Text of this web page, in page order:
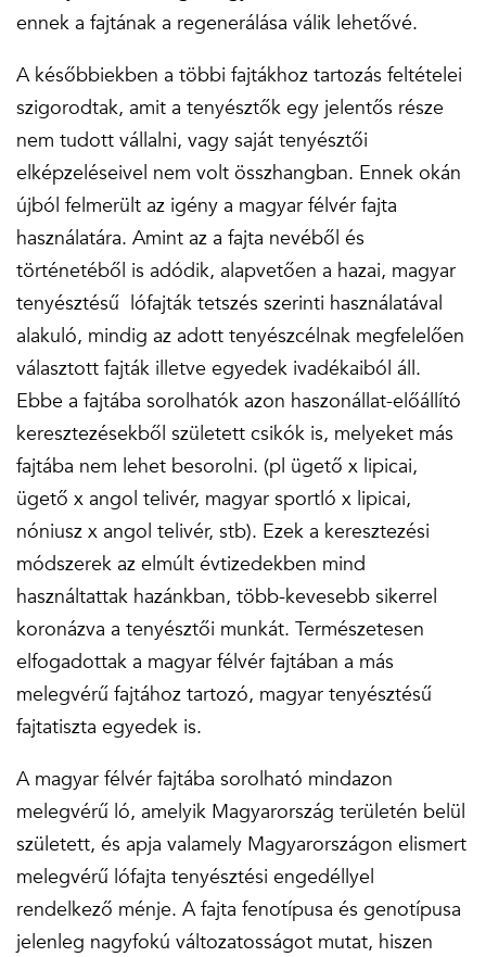
ennek a fajtának a regenerálása válik lehetővé.
A későbbiekben a többi fajtákhoz tartozás feltételei
szigorodtak, amit a tenyésztők egy jelentős része
nem tudott vállalni, vagy saját tenyésztői
elképzeléseivel nem volt összhangban. Ennek okán
újból felmerült az igény a magyar félvér fajta
használatára. Amint az a fajta nevéből és
történetéből is adódik, alapvetően a hazai, magyar
tenyésztésű lófajták tetszés szerinti használatával
alakuló, mindig az adott tenyészcélnak megfelelően
választott fajták illetve egyedek ivadékaiból áll.
Ebbe a fajtába sorolhatók azon haszonállat-előállító
keresztezésekből született csikók is, melyeket más
fajtába nem lehet besorolni. (pl ügető x lipicai,
ügető x angol telivér, magyar sportló x lipicai,
nóniusz x angol telivér, stb). Ezek a keresztezési
módszerek az elmúlt évtizedekben mind
használtattak hazánkban, több-kevesebb sikerrel
koronázva a tenyésztői munkát. Természetesen
elfogadottak a magyar félvér fajtában a más
melegvérű fajtához tartozó, magyar tenyésztésű
fajtatiszta egyedek is.
A magyar félvér fajtába sorolható mindazon
melegvérű ló, amelyik Magyarország területén belül
született, és apja valamely Magyarországon elismert
melegvérű lófajta tenyésztési engedéllyel
rendelkező ménje. A fajta fenotípusa és genotípusa
jelenleg nagyfokú változatosságot mutat, hiszen